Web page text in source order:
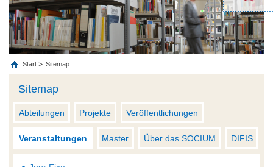
Start Sitemap
Sitemap
Abteilungen Projekte Veröffentlichungen
Veranstaltungen Master Über das SOCIUM DIFIS